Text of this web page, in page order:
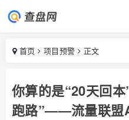
首页 项目预警 正文
你算的是“20天回
跑路”——流量联盟